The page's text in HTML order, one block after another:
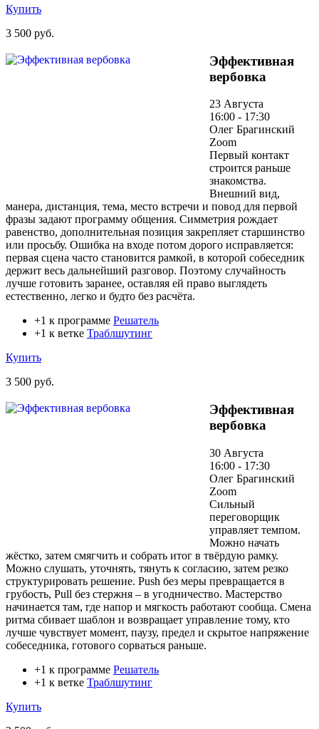
Купить
3 500 руб.
Эффективная
вербовка
23 Августа
16:00 - 17:30
Олег Брагинский
Zoom
Первый контакт
строится раньше
знакомства.
Внешний вид,
манера, дистанция, тема, место встречи и повод для первой
фразы задают программу общения. Симметрия рождает
равенство, дополнительная позиция закрепляет старшинство
или просьбу. Ошибка на входе потом дорого исправляется:
первая сцена часто становится рамкой, в которой собеседник
держит весь дальнейший разговор. Поэтому случайность
лучше готовить заранее, оставляя ей право выглядеть
естественно, легко и будто без расчёта.
+1 к программе Решатель
+1 к ветке Траблшутинг
Купить
3 500 руб.
Эффективная
вербовка
30 Августа
16:00 - 17:30
Олег Брагинский
Zoom
Сильный
переговорщик
управляет темпом.
Можно начать
жёстко, затем смягчить и собрать итог в твёрдую рамку.
Можно слушать, уточнять, тянуть к согласию, затем резко
структурировать решение. Push без меры превращается в
грубость, Pull без стержня – в угодничество. Мастерство
начинается там, где напор и мягкость работают сообща. Смена
ритма сбивает шаблон и возвращает управление тому, кто
лучше чувствует момент, паузу, предел и скрытое напряжение
собеседника, готового сорваться раньше.
+1 к программе Решатель
+1 к ветке Траблшутинг
Купить